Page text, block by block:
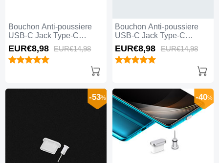
Bouchon Anti-poussiere
USB-C Jack Type-C
Universel H06 pour Apple
iPhone 15 Pro Max Rouge
EUR€8,98 EUR€14,98
Bouchon Anti-poussiere
USB-C Jack Type-C
Universel H05 pour Apple
iPhone 15 Pro Max Or
Rose
EUR€8,98 EUR€14,98
-53% -40%